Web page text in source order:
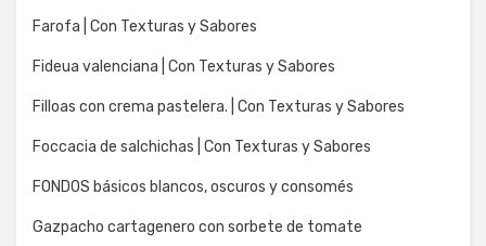
Farofa | Con Texturas y Sabores
Fideua valenciana | Con Texturas y Sabores
Filloas con crema pastelera. | Con Texturas y Sabores
Foccacia de salchichas | Con Texturas y Sabores
FONDOS básicos blancos, oscuros y consomés
Gazpacho cartagenero con sorbete de tomate